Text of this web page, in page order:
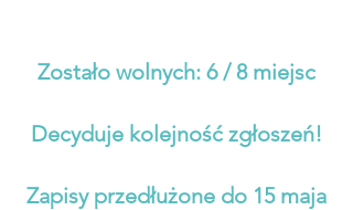
Zostało wolnych: 6 / 8 miejsc
Decyduje kolejność zgłoszeń!
Zapisy przedłużone do 15 maja